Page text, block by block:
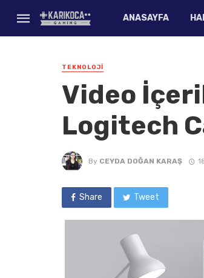
ANASAYFA
TEKNOLOJI
Video
Logitech
By CEYDA DOĞAN KARAŞ
Share Tweet